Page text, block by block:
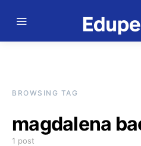
BROWSING TAG
magdalena
1 post